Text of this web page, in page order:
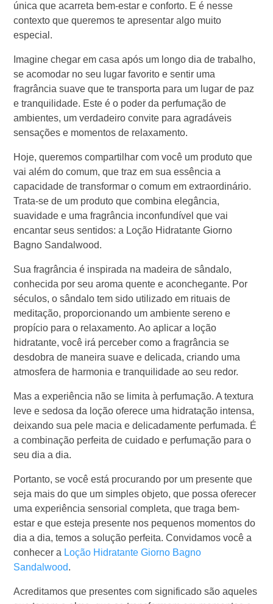
única que acarreta bem-estar e conforto. E é nesse
contexto que queremos te apresentar algo muito
especial.
Imagine chegar em casa após um longo dia de trabalho,
se acomodar no seu lugar favorito e sentir uma
fragrância suave que te transporta para um lugar de paz
e tranquilidade. Este é o poder da perfumação de
ambientes, um verdadeiro convite para agradáveis
sensações e momentos de relaxamento.
Hoje, queremos compartilhar com você um produto que
vai além do comum, que traz em sua essência a
capacidade de transformar o comum em extraordinário.
Trata-se de um produto que combina elegância,
suavidade e uma fragrância inconfundível que vai
encantar seus sentidos: a Loção Hidratante Giorno
Bagno Sandalwood.
Sua fragrância é inspirada na madeira de sândalo,
conhecida por seu aroma quente e aconchegante. Por
séculos, o sândalo tem sido utilizado em rituais de
meditação, proporcionando um ambiente sereno e
propício para o relaxamento. Ao aplicar a loção
hidratante, você irá perceber como a fragrância se
desdobra de maneira suave e delicada, criando uma
atmosfera de harmonia e tranquilidade ao seu redor.
Mas a experiência não se limita à perfumação. A textura
leve e sedosa da loção oferece uma hidratação intensa,
deixando sua pele macia e delicadamente perfumada. É
a combinação perfeita de cuidado e perfumação para o
seu dia a dia.
Portanto, se você está procurando por um presente que
seja mais do que um simples objeto, que possa oferecer
uma experiência sensorial completa, que traga bem-
estar e que esteja presente nos pequenos momentos do
dia a dia, temos a solução perfeita. Convidamos você a
conhecer a Loção Hidratante Giorno Bagno
Sandalwood.
Acreditamos que presentes com significado são aqueles